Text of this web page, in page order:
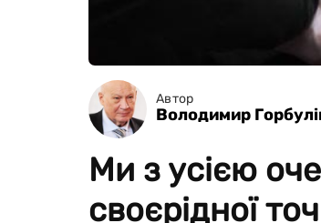
Автор
Володимир
Ми з усією
своєрідної